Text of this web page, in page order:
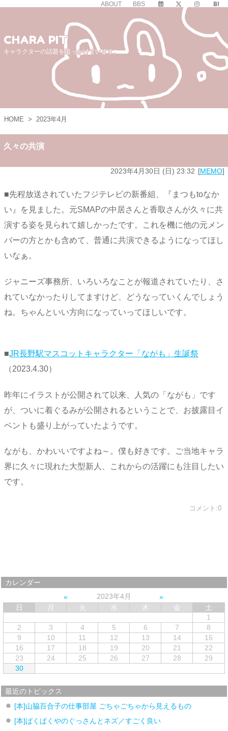
ABOUT BBS
CHARA PIT
キャラクターの話題を追っかけています。
HOME > 2023年4月
久々の共演
2023年4月30日 (日) 23:32 MEMO
■先程放送されていたフジテレビの新番組、『まつもtoなか
い』を見ました。元SMAPの中居さんと香取さんが久々に共
演する姿を見られて嬉しかったです。これを機に他の元メン
バーの方とかも含めて、普通に共演できるようになってほし
いなぁ。
ジャニーズ事務所、いろいろなことが報道されていたり、さ
れていなかったりしてますけど、どうなっていくんでしょう
ね。ちゃんといい方向になっていってほしいです。
■JR長野駅マスコットキャラクター「ながも」生誕祭
（2023.4.30）
昨年にイラストが公開されて以来、人気の「ながも」です
が、ついに着ぐるみが公開されるということで、お披露目イ
ベントも盛り上がっていたようです。
ながも、かわいいですよね～。僕も好きです。ご当地キャラ
界に久々に現れた大型新人、これからの活躍にも注目したい
です。
コメント:0
カレンダー
2023年4月
日
月 火 水 木 金
土
1
2
3 4 5 6 7
8
9
10 11 12 13 14
15
16
17 18 19 20 21
22
23
24 25 26 27 28
29
30
最近のトピックス
[本]山脇百合子の仕事部屋 ごちゃごちゃから見えるもの
[本]ぱくぱくやのぐっさんとネズ／すごく良い